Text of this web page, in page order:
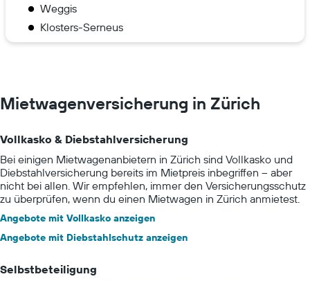
Weggis
Klosters-Serneus
Mietwagenversicherung in Zürich
Vollkasko & Diebstahlversicherung
Bei einigen Mietwagenanbietern in Zürich sind Vollkasko und
Diebstahlversicherung bereits im Mietpreis inbegriffen – aber
nicht bei allen. Wir empfehlen, immer den Versicherungsschutz
zu überprüfen, wenn du einen Mietwagen in Zürich anmietest.
Angebote mit Vollkasko anzeigen
Angebote mit Diebstahlschutz anzeigen
Selbstbeteiligung